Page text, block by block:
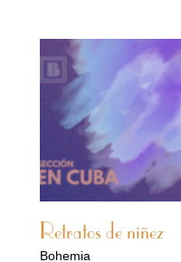
Retratos de niñez
Bohemia